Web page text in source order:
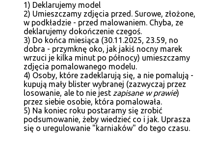
1) Deklarujemy model
2) Umieszczamy zdjęcia przed. Surowe, złożone,
w podkładzie - przed malowaniem. Chyba, ze
deklarujemy dokończenie czegoś.
3) Do końca miesiąca (30.11.2025, 23.59, no
dobra - przymknę oko, jak jakiś nocny marek
wrzuci je kilka minut po północy) umieszczamy
zdjęcia pomalowanego modelu.
4) Osoby, które zadeklarują się, a nie pomalują -
kupują mały blister wybranej (zazwyczaj przez
losowanie, ale to nie jest zapisane w prawie)
przez siebie osobie, która pomalowała.
5) Na koniec roku postaramy się zrobić
podsumowanie, żeby wiedzieć co i jak. Uprasza
się o uregulowanie "karniaków" do tego czasu.